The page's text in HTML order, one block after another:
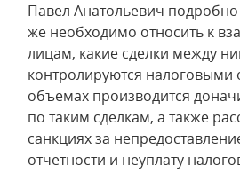
Павел Анатольевич подробно
же необходимо относить к
лицам, какие сделки между
контролируются налоговыми
объемах производится
по таким сделкам, а также
санкциях за
отчетности и неуплату